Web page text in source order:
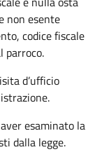
non esente
codice fiscale
parroco.
d’ufficio
esaminato la
dalla legge.